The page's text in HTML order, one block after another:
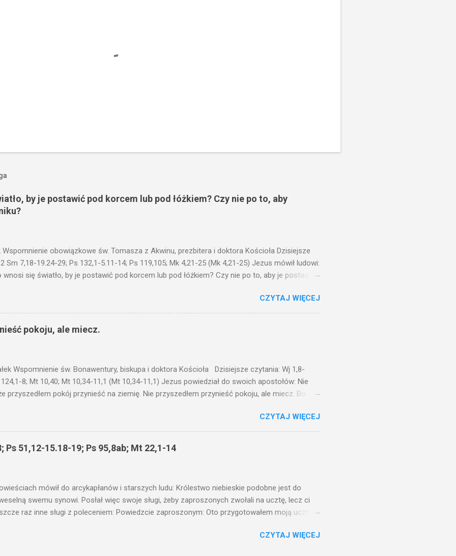
by je postawić pod korcem lub pod łóżkiem? Czy nie po to, aby
Wspomnienie obowiązkowe św. Tomasza z Akwinu, prezbitera i doktora Kościoła Dzisiejsze
Sm 7,18-19.24-29; Ps 132,1-5.11-14; Ps 119,105; Mk 4,21-25 (Mk 4,21-25) Jezus mówił ludowi:
wnosi się światło, by je postawić pod korcem lub pod łóżkiem? Czy nie po to, aby je postawić
I mówił im: Uważajcie na to, czego słuchacie. Taką samą miarą, jaką wy mierzycie,
i jeszcze wam dołożą. Bo kto ma, temu będzie dane; a kto nie ma, pozbawią go i tego, co
fragmencie z Ewangelii Jezus kontynuuje przypowieści.... Czy po to wnosi się światło,
pod korcem lub pod łóżkiem? Czy nie po to, aby je postawić na świeczniku? Nie ma
CZYTAJ WIĘCEJ
pokoju, ale miecz.
Wspomnienie św. Bonawentury, biskupa i doktora Kościoła Dzisiejsze czytania: Wj 1,8-
124,1-8; Mt 10,40; Mt 10,34-11,1 (Mt 10,34-11,1) Jezus powiedział do swoich apostołów: Nie
przyszedłem pokój przynieść na ziemię. Nie przyszedłem przynieść pokoju, ale miecz. Bo
jego domownicy. Kto kocha ojca lub matkę bardziej niż Mnie, nie jest Mnie godzien. I kto kocha
bardziej niż Mnie, nie jest Mnie godzien. Kto nie bierze swego krzyża, a idzie za Mną, nie
godzien. Kto chce znaleźć swe życie, straci je, a kto straci swe życie z mego powodu, znajdzie
przyjmuje, Mnie przyjmuje; a kto Mnie przyjmuje, przyjmuje Tego, który Mnie posłał. Kto
CZYTAJ WIĘCEJ
Ps 51,12-15.18-19; Ps 95,8ab; Mt 22,1-14
mówił do arcykapłanów i starszych ludu: Królestwo niebieskie podobne jest do
swemu synowi. Posłał więc swoje sługi, żeby zaproszonych zwołali na ucztę, lecz ci
raz inne sługi z poleceniem: Powiedzcie zaproszonym: Oto przygotowałem moją ucztę:
a inni pochwycili jego sługi i znieważywszy [ich], pozabijali. Na to król uniósł się
CZYTAJ WIĘCEJ